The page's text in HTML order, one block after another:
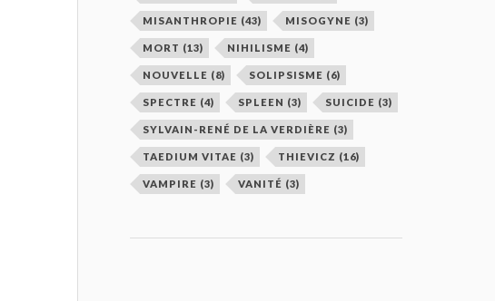
MISANTHROPIE (43) MISOGYNE (3)
MORT (13) NIHILISME (4)
NOUVELLE (8) SOLIPSISME (6)
SPECTRE (4) SPLEEN (3) SUICIDE (3)
SYLVAIN-RENÉ DE LA VERDIÈRE (3)
TAEDIUM VITAE (3) THIEVICZ (16)
VAMPIRE (3) VANITÉ (3)